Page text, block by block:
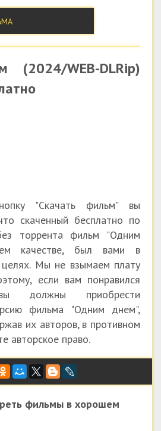
WEB-DLRip)
"Скачать фильм" вы
скаченный бесплатно по
торрента фильм "Одним
качестве, был вами в
целях. Мы не взымаем плату
если вам понравился
должны приобрести
фильма "Одним днем",
их авторов, в противном
авторское право.
фильмы в хорошем